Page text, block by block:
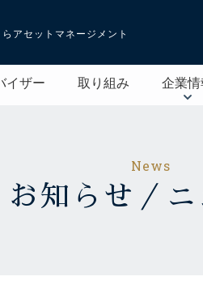
らアセットマネージメント
イザー 取り組み 企業情
News
お知らせ／